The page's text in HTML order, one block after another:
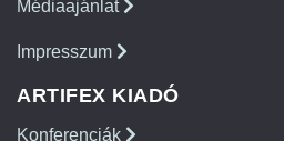
Médiaajánlat
Impresszum
ARTIFEX KIADÓ
Konferenciák